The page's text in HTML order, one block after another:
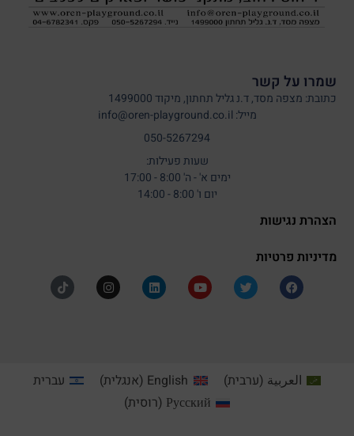
שמרו על קשר
כתובת: מצפה מסד, ד.נ גליל תחתון, מיקוד 1499000
מייל: info@oren-playground.co.il
050-5267294
שעות פעילות:
ימים א' - ה' 8:00 - 17:00
יום ו' 8:00 - 14:00
הצהרת נגישות
מדיניות פרטיות
العربية (ערבית)
English
(אנגלית)
עברית
Русский
(רוסית)